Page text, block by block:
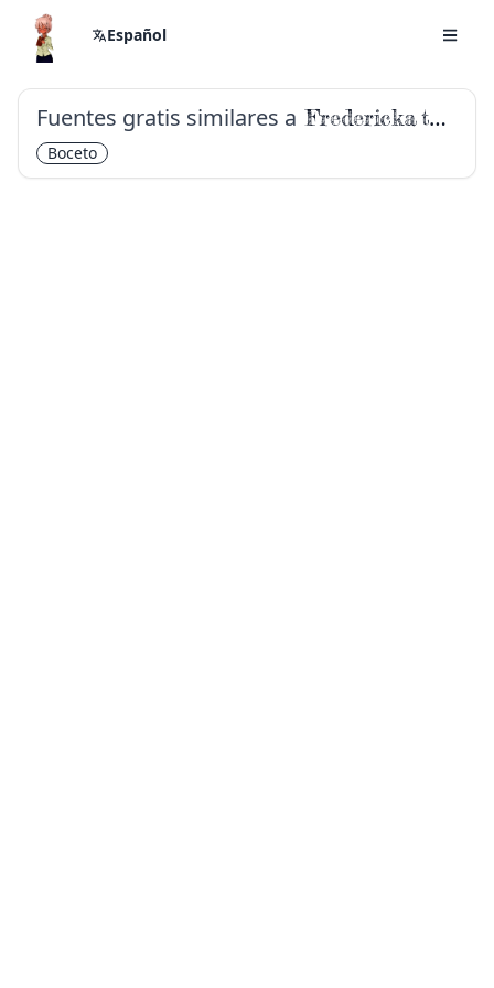
Español
Fuentes gratis similares a Fredericka the Great
Boceto